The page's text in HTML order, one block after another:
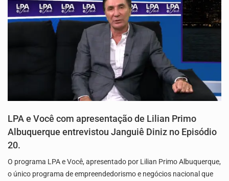
LPA e Você com apresentação de Lilian Primo
Albuquerque entrevistou Janguiê Diniz no Episódio
20.
O programa LPA e Você, apresentado por Lilian Primo Albuquerque,
o único programa de empreendedorismo e negócios nacional que